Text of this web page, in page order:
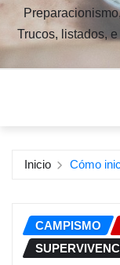
Trucos, listados,
Inicio Cómo
CAMPISMO